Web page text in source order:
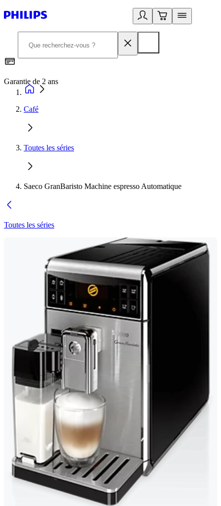
Garantie de 2 ans
Café
Toutes les séries
Saeco GranBaristo Machine espresso Automatique
Toutes les séries